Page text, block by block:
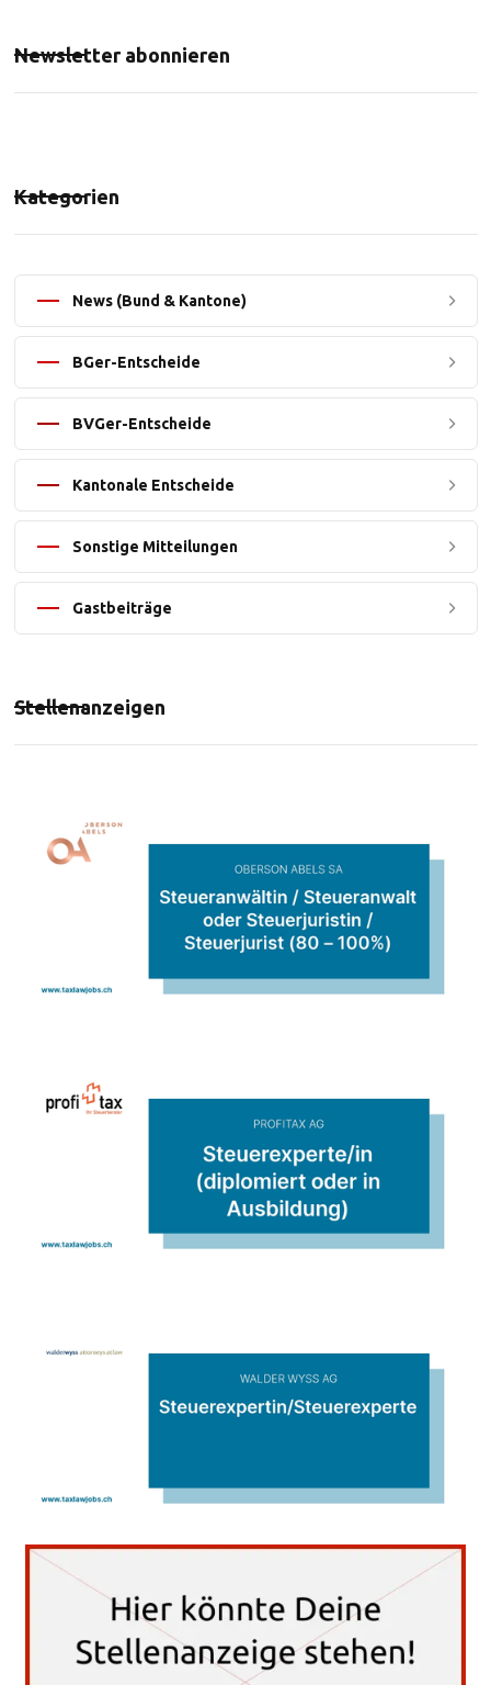
Newsletter abonnieren
Kategorien
News (Bund & Kantone)
BGer-Entscheide
BVGer-Entscheide
Kantonale Entscheide
Sonstige Mitteilungen
Gastbeiträge
Stellenanzeigen